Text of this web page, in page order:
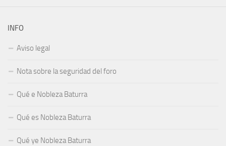
INFO
Aviso legal
Nota sobre la seguridad del foro
Qué e Nobleza Baturra
Qué es Nobleza Baturra
Qué ye Nobleza Baturra